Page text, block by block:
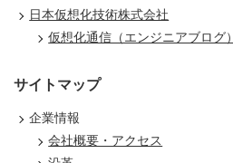
日本仮想化技術株式会社
仮想化通信（エンジニアブログ）
サイトマップ
企業情報
会社概要・アクセス